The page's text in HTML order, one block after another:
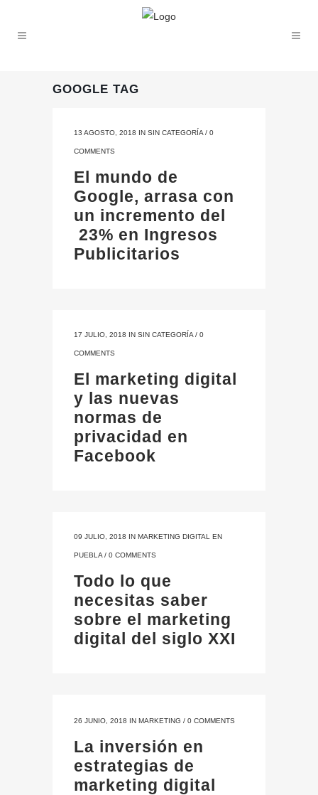
GOOGLE TAG
13 AGOSTO, 2018 IN SIN CATEGORÍA / 0
COMMENTS
El mundo de
Google, arrasa con
un incremento del
23% en Ingresos
Publicitarios
17 JULIO, 2018 IN SIN CATEGORÍA / 0
COMMENTS
El marketing digital
y las nuevas
normas de
privacidad en
Facebook
09 JULIO, 2018 IN MARKETING DIGITAL EN
PUEBLA / 0 COMMENTS
Todo lo que
necesitas saber
sobre el marketing
digital del siglo XXI
26 JUNIO, 2018 IN MARKETING / 0 COMMENTS
La inversión en
estrategias de
marketing digital